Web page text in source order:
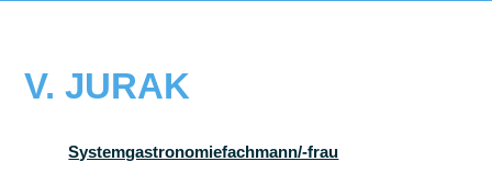
V. JURAK
Systemgastronomiefachmann/-frau